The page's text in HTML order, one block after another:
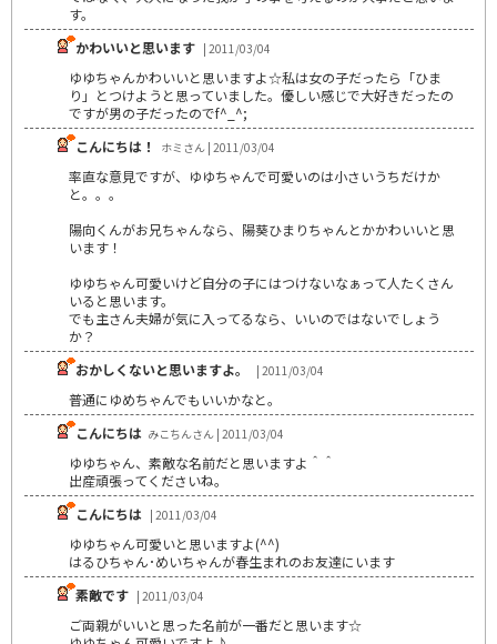
す。
かわいいと思います | 2011/03/04
ゆゆちゃんかわいいと思いますよ☆私は女の子だったら「ひま
り」とつけようと思っていました。優しい感じで大好きだったの
ですが男の子だったのでf^_^;
こんにちは！
ホミさん | 2011/03/04
率直な意見ですが、ゆゆちゃんで可愛いのは小さいうちだけか
と。。。
陽向くんがお兄ちゃんなら、陽葵ひまりちゃんとかかわいいと思
います！
ゆゆちゃん可愛いけど自分の子にはつけないなぁって人たくさん
いると思います。
でも主さん夫婦が気に入ってるなら、いいのではないでしょう
か？
おかしくないと思いますよ。
| 2011/03/04
普通にゆめちゃんでもいいかなと。
こんにちは みこちんさん | 2011/03/04
ゆゆちゃん、素敵な名前だと思いますよ＾＾
出産頑張ってくださいね。
こんにちは | 2011/03/04
ゆゆちゃん可愛いと思いますよ(^^)
はるひちゃん･めいちゃんが春生まれのお友達にいます
素敵です | 2011/03/04
ご両親がいいと思った名前が一番だと思います☆